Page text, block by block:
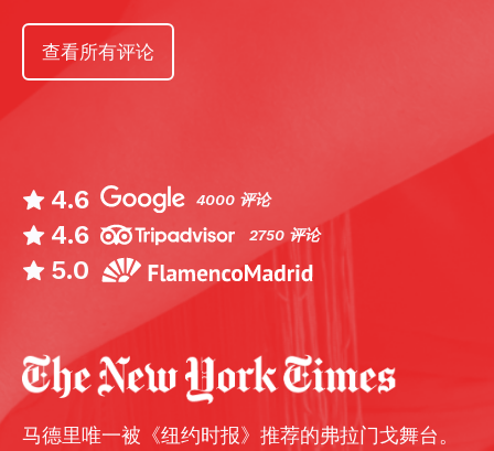
查看所有评论
4.6 4000 评论
4.6 2750 评论
5.0
马德里唯一被《纽约时报》推荐的弗拉门戈舞台。